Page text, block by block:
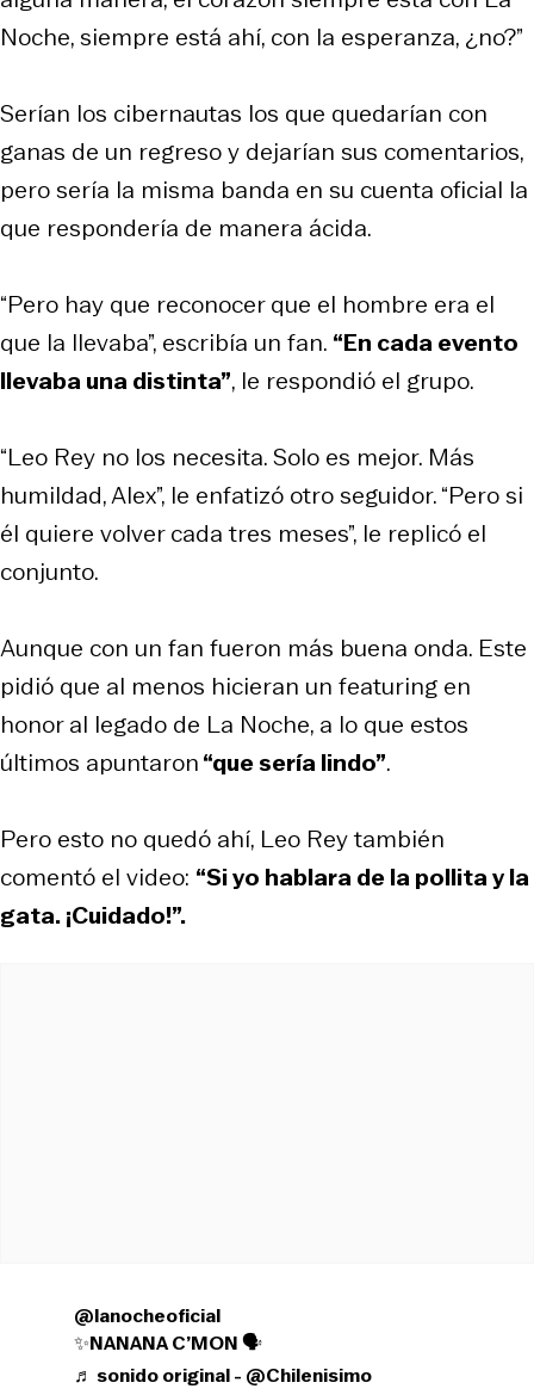
Noche, siempre está ahí, con la esperanza, ¿no?”
Serían los cibernautas los que quedarían con
ganas de un regreso y dejarían sus comentarios,
pero sería la misma banda en su cuenta oficial la
que respondería de manera ácida.
“Pero hay que reconocer que el hombre era el
que la llevaba”, escribía un fan. “En cada evento
llevaba una distinta”, le respondió el grupo.
“Leo Rey no los necesita. Solo es mejor. Más
humildad, Alex”, le enfatizó otro seguidor. “Pero si
él quiere volver cada tres meses”, le replicó el
conjunto.
Aunque con un fan fueron más buena onda. Este
pidió que al menos hicieran un featuring en
honor al legado de La Noche, a lo que estos
últimos apuntaron“que sería lindo”.
Pero esto no quedó ahí, Leo Rey también
comentó el video: “Si yo hablara de la pollita y la
gata. ¡Cuidado!”.
@lanocheoficial
✨NANANA C’MON 🗣️
♬ sonido original - @Chilenisimo